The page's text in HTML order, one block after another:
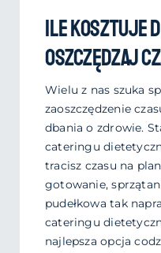
Ile kosztuje
Oszczędzaj
Wielu z nas szuka
zaoszczędzenie
dbania o zdrowie.
cateringu
tracisz czasu na
gotowanie,
pudełkowa tak
cateringu
najlepsza opcja